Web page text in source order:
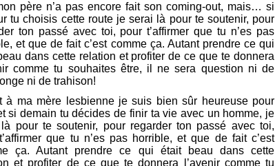
père n’a pas encore fait son coming-out, mais… si
tu choisis cette route je serai là pour te soutenir, pour
ton passé avec toi, pour t’affirmer que tu n’es pas
et que de fait c’est comme ça. Autant prendre ce qui
dans cette relation et profiter de ce que te donnera
comme tu souhaites être, il ne sera question ni de
ni de trahison!
à ma mère lesbienne je suis bien sûr heureuse pour
si demain tu décides de finir ta vie avec un homme, je
pour te soutenir, pour regarder ton passé avec toi,
que tu n’es pas horrible, et que de fait c’est
ça. Autant prendre ce qui était beau dans cette
et profiter de ce que te donnera l’avenir comme tu